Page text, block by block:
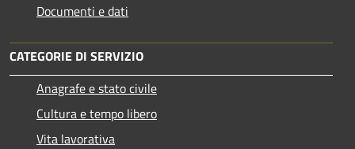
Documenti e dati
CATEGORIE DI SERVIZIO
Anagrafe e stato civile
Cultura e tempo libero
Vita lavorativa